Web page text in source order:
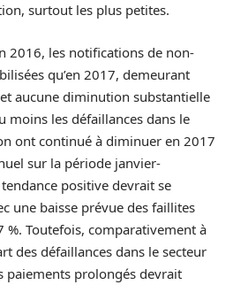
surtout les plus petites.
2016, les notifications de non-
qu’en 2017, demeurant
aucune diminution substantielle
moins les défaillances dans le
ont continué à diminuer en 2017
sur la période janvier-
positive devrait se
une baisse prévue des faillites
%. Toutefois, comparativement à
des défaillances dans le secteur
paiements prolongés devrait